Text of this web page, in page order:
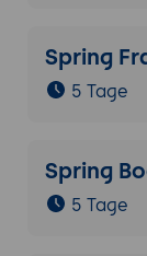
Spring
5 Tage
Spring
5 Tage